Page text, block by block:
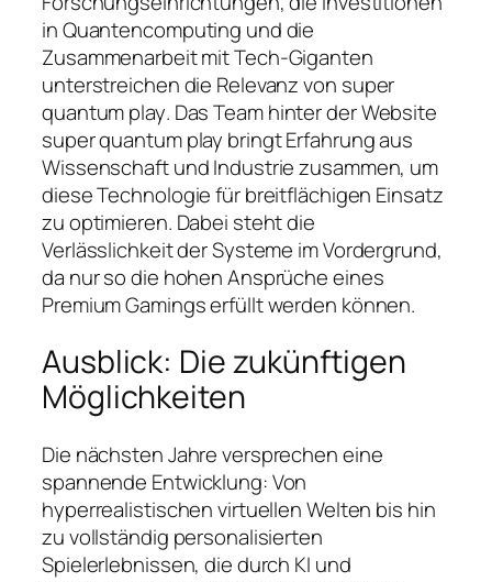
in Quantencomputing und die
Zusammenarbeit mit Tech-Giganten
unterstreichen die Relevanz von super
quantum play. Das Team hinter der Website
super quantum play bringt Erfahrung aus
Wissenschaft und Industrie zusammen, um
diese Technologie für breitflächigen Einsatz
zu optimieren. Dabei steht die
Verlässlichkeit der Systeme im Vordergrund,
da nur so die hohen Ansprüche eines
Premium Gamings erfüllt werden können.
Ausblick: Die zukünftigen
Möglichkeiten
Die nächsten Jahre versprechen eine
spannende Entwicklung: Von
hyperrealistischen virtuellen Welten bis hin
zu vollständig personalisierten
Spielerlebnissen, die durch KI und